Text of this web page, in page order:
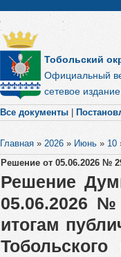
Тобольский
Официальный
сетевое издание
Все документы
Главная » 2026 » Июнь » 10
Решение от 05.06.2026 №
Решение
05.06.2026
итогам